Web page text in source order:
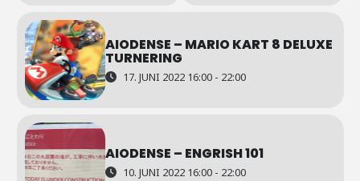
AIODENSE – MARIO KART 8 DELUXE
TURNERING
17. JUNI 2022 16:00 - 22:00
AIODENSE – ENGRISH 101
10. JUNI 2022 16:00 - 22:00